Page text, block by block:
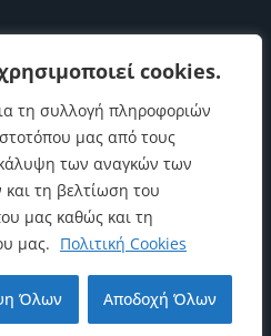
cookies.
τη συλλογή πληροφοριών
μας από τους
των αναγκών των
τη βελτίωση του
μας καθώς και τη
μας. Πολιτική Cookies
Όλων Αποδοχή Όλων
Επιστροφή στην αρχή